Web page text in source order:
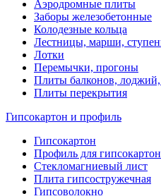
Аэродромные плиты
Заборы железобетонные
Колодезные кольца
Лестницы, марши,
Лотки
Перемычки, прогоны
Плиты балконов, лоджий,
Плиты перекрытия
Гипсокартон и профиль
Гипсокартон
Профиль для
Стекломагниевый лист
Плита гипсостружечная
Гипсоволокно